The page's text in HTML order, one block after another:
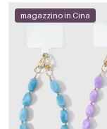
magazzino in Cina